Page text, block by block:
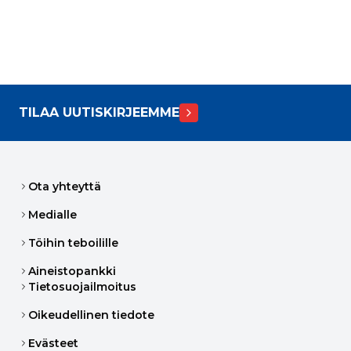
TILAA UUTISKIRJEEMME
Ota yhteyttä
Medialle
Töihin teboilille
Aineistopankki
Tietosuojailmoitus
Oikeudellinen tiedote
Evästeet